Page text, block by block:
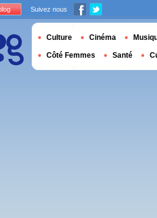
Suivez nous
Culture Cinéma
Côté Femmes Santé